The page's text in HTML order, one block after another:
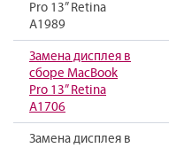
Pro 13” Retina
A1989
Замена дисплея в
сборе MacBook
Pro 13” Retina
А1706
Замена дисплея в